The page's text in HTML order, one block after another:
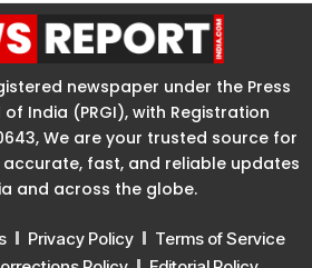
newspaper under the Press
India (PRGI), with Registration
We are your trusted source for
accurate, fast, and reliable updates
and across the globe.
Privacy Policy
Terms of Service